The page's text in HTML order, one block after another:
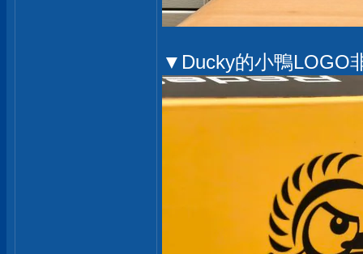
▼Ducky的小鴨LOGO